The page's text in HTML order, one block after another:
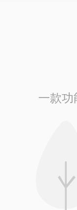
一款